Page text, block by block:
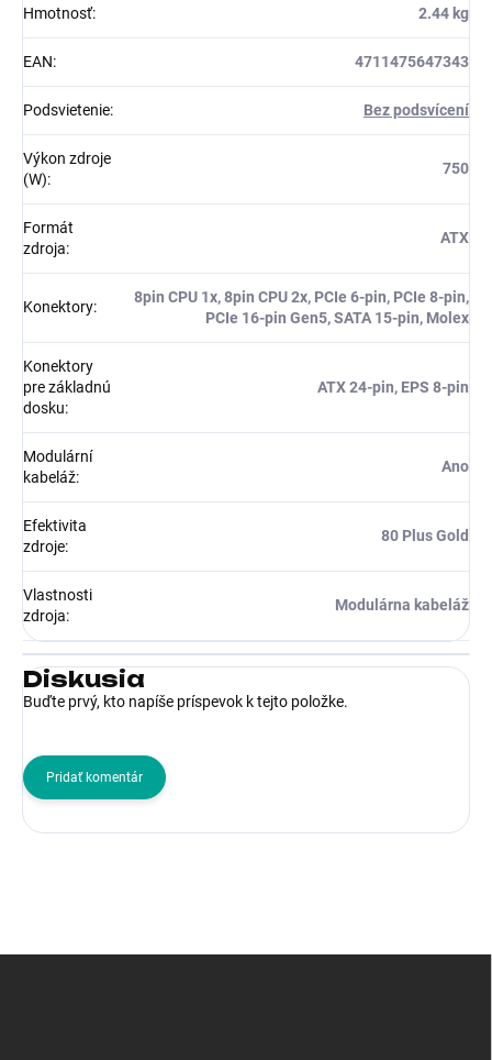
Hmotnosť: 2.44 kg
EAN: 4711475647343
Podsvietenie: Bez podsvícení
Výkon zdroje
(W):
750
Formát
zdroja:
ATX
Konektory:
8pin CPU 1x, 8pin CPU 2x, PCIe 6-pin, PCIe 8-pin,
PCIe 16-pin Gen5, SATA 15-pin, Molex
Konektory
pre základnú
dosku:
ATX 24-pin, EPS 8-pin
Modulární
kabeláž:
Ano
Efektivita
zdroje:
80 Plus Gold
Vlastnosti
zdroja:
Modulárna kabeláž
Diskusia
Buďte prvý, kto napíše príspevok k tejto položke.
Pridať komentár